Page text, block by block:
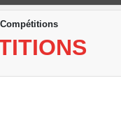
Compétitions